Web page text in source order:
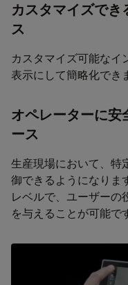
カスタマイズでき
ス
カスタマイズ可能なイ
表示にして簡略化でき
オペレーターに安
ース
生産現場において、特
御できるようになりま
レベルで、ユーザーの
を与えることが可能で